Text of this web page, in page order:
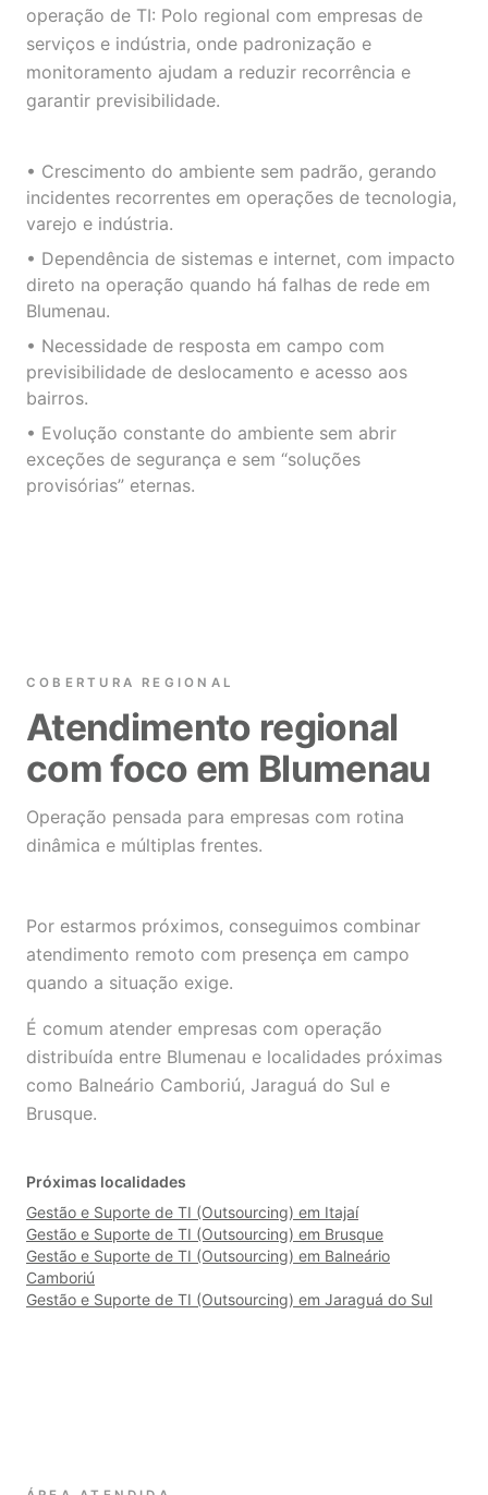
operação de TI: Polo regional com empresas de
serviços e indústria, onde padronização e
monitoramento ajudam a reduzir recorrência e
garantir previsibilidade.
• Crescimento do ambiente sem padrão, gerando
incidentes recorrentes em operações de tecnologia,
varejo e indústria.
• Dependência de sistemas e internet, com impacto
direto na operação quando há falhas de rede em
Blumenau.
• Necessidade de resposta em campo com
previsibilidade de deslocamento e acesso aos
bairros.
• Evolução constante do ambiente sem abrir
exceções de segurança e sem “soluções
provisórias” eternas.
COBERTURA REGIONAL
Atendimento regional
com foco em Blumenau
Operação pensada para empresas com rotina
dinâmica e múltiplas frentes.
Por estarmos próximos, conseguimos combinar
atendimento remoto com presença em campo
quando a situação exige.
É comum atender empresas com operação
distribuída entre Blumenau e localidades próximas
como Balneário Camboriú, Jaraguá do Sul e
Brusque.
Próximas localidades
Gestão e Suporte de TI (Outsourcing) em Itajaí
Gestão e Suporte de TI (Outsourcing) em Brusque
Gestão e Suporte de TI (Outsourcing) em Balneário
Camboriú
Gestão e Suporte de TI (Outsourcing) em Jaraguá do Sul